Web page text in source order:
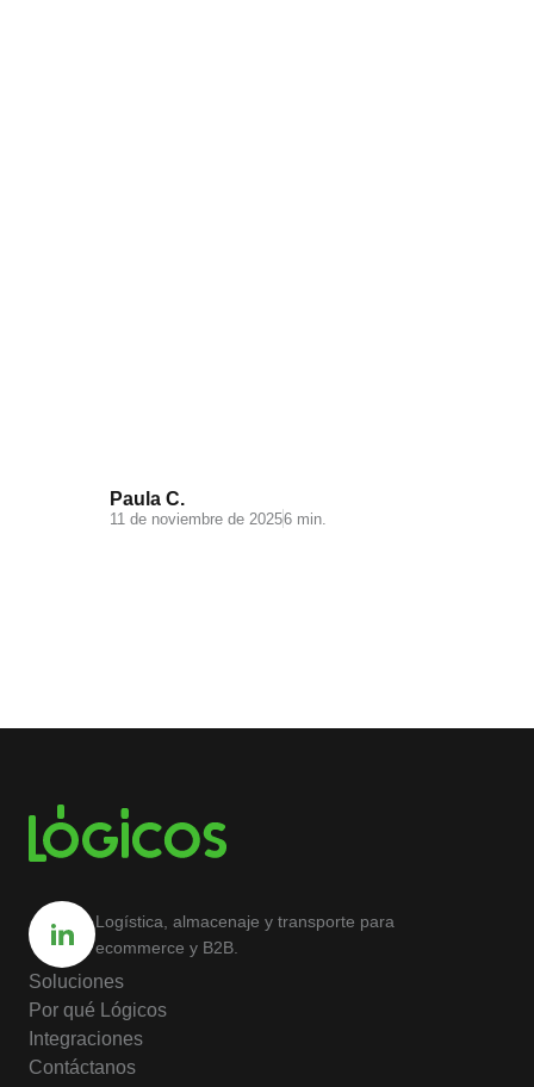
Paula C.
11 de noviembre de 20256 min.
Logística, almacenaje y transporte para
ecommerce y B2B.
Soluciones
Por qué Lógicos
Integraciones
Contáctanos